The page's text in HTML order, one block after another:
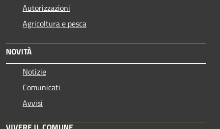
Autorizzazioni
Agricoltura e pesca
NOVITÀ
Notizie
Comunicati
Avvisi